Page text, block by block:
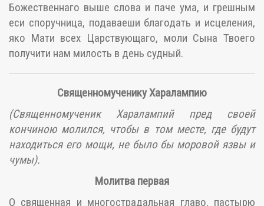
Божественнаго выше слова и паче ума, и грешным
еси споручница, подаваеши благодать и исцеления,
яко Мати всех Царствующаго, моли Сына Твоего
получити нам милость в день судный.
Священномученику Харалампию
(Священномученик Харалампий пред своей
кончиною молился, чтобы в том месте, где будут
находиться его мощи, не было бы моровой язвы и
чумы).
Молитва первая
О священная и многострадальная главо, пастырю